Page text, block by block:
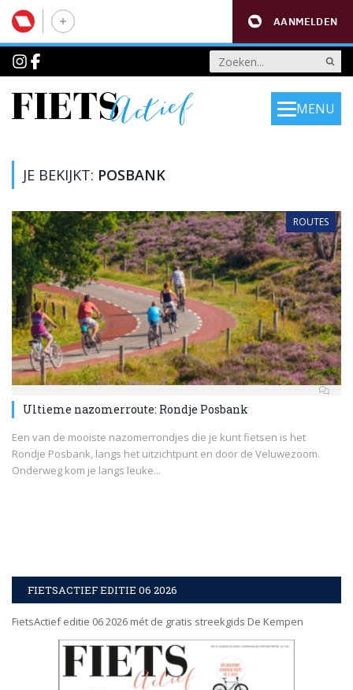
AANMELDEN
MENU
JE BEKIJKT: POSBANK
ROUTES
Ultieme nazomerroute: Rondje Posbank
Een van de mooiste nazomerrondjes die je kunt fietsen is het
Rondje Posbank, langs het uitzichtpunt en door de Veluwezoom.
Onderweg kom je langs leuke...
FIETSACTIEF EDITIE 06 2026
FietsActief editie 06 2026 mét de gratis streekgids De Kempen